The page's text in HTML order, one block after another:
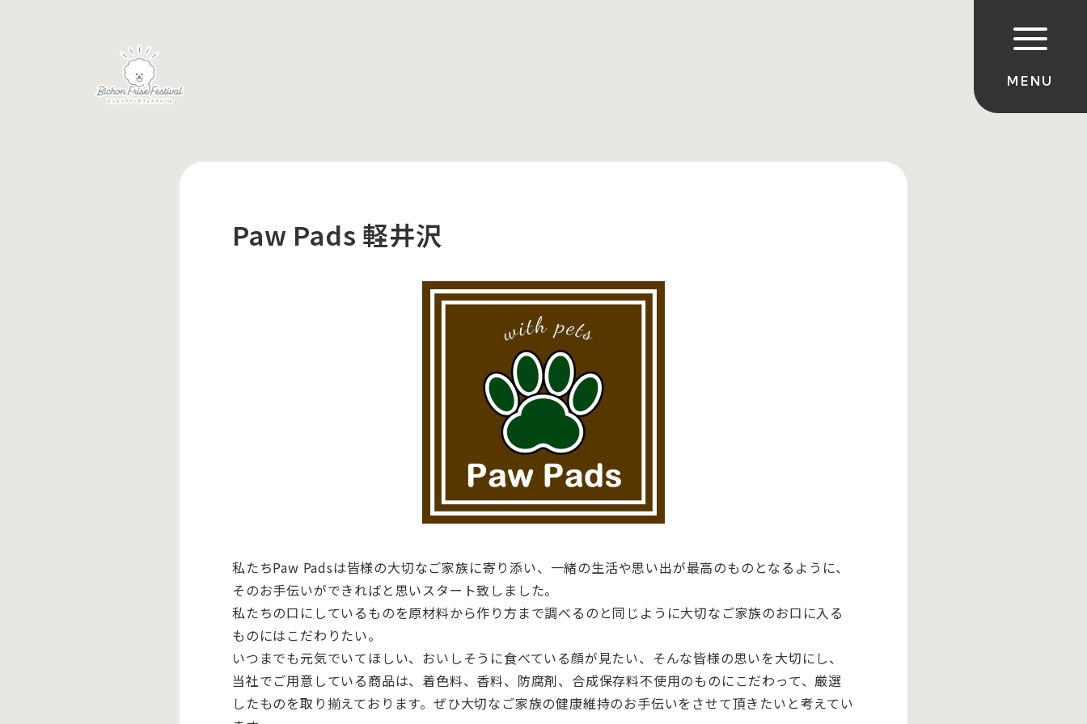
Paw Pads 軽井沢
私たちPaw Padsは皆様の大切なご家族に寄り添い、 一緒の生活や思い出が最高のものとなるように、
そのお手伝いができればと思いスタート致しました。
私たちの口にしているものを原材料から作り方まで調べるのと同じ ように大切なご家族のお口に入る
ものにはこだわりたい。
いつまでも元気でいてほしい、 おいしそうに食べている顔が見たい、 そんな皆様の思いを大切にし、
当社でご用意している商品は、 着色料、香料、防腐剤、合成保存料不使用のものにこだわって、厳選
したものを取り揃えております。 ぜひ大切なご家族の健康維持のお手伝いをさせて頂きたいと考えて い